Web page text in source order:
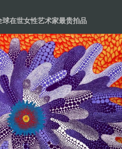
球在世女性艺术家最贵拍品